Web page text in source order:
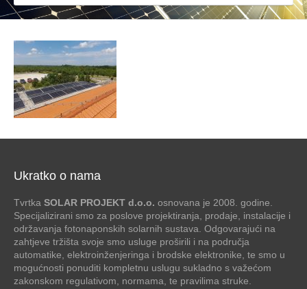
Ukratko o nama
Tvrtka SOLAR PROJEKT d.o.o. osnovana je 2008. godine.
Specijalizirani smo za poslove projektiranja, prodaje, instalacije i
održavanja fotonaponskih solarnih sustava. Odgovarajući na
zahtjeve tržišta svoje smo usluge proširili i na područja
automatike, elektroinženjeringa i brodske elektronike, te smo u
mogućnosti ponuditi kompletnu uslugu sukladno s važećom
zakonskom regulativom, normama, te pravilima struke.